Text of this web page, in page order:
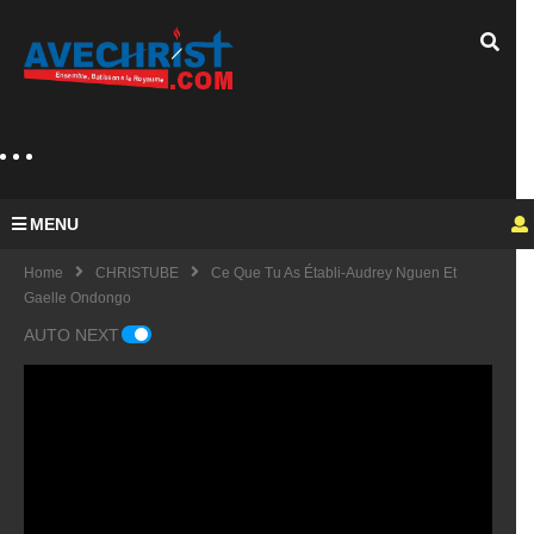
MENU
Home CHRISTUBE
Ce Que Tu As Établi-Audrey Nguen Et
Gaelle Ondongo
AUTO NEXT